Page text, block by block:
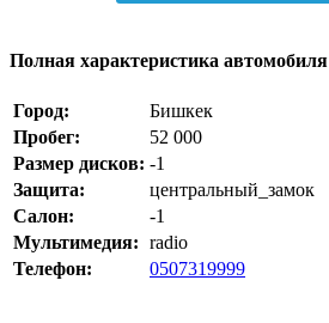
Полная характеристика автомобиля
Город:
Бишкек
Пробег:
52 000
Размер дисков: -1
Защита:
центральный_замок
Салон:
-1
Мультимедия: radio
Телефон:
0507319999